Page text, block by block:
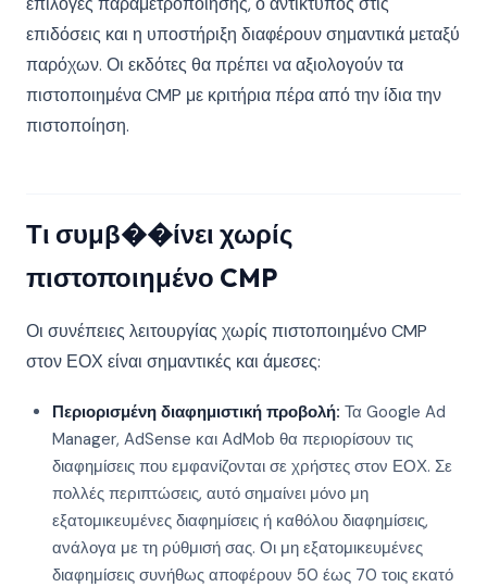
επιδόσεις και η υποστήριξη διαφέρουν σημαντικά μεταξύ
παρόχων. Οι εκδότες θα πρέπει να αξιολογούν τα
πιστοποιημένα CMP με κριτήρια πέρα από την ίδια την
πιστοποίηση.
Τι συμβ��ίνει χωρίς
πιστοποιημένο CMP
Οι συνέπειες λειτουργίας χωρίς πιστοποιημένο CMP
στον ΕΟΧ είναι σημαντικές και άμεσες:
Περιορισμένη διαφημιστική προβολή: Τα Google Ad
Manager, AdSense και AdMob θα περιορίσουν τις
διαφημίσεις που εμφανίζονται σε χρήστες στον ΕΟΧ. Σε
πολλές περιπτώσεις, αυτό σημαίνει μόνο μη
εξατομικευμένες διαφημίσεις ή καθόλου διαφημίσεις,
ανάλογα με τη ρύθμισή σας. Οι μη εξατομικευμένες
διαφημίσεις συνήθως αποφέρουν 50 έως 70 τοις εκατό